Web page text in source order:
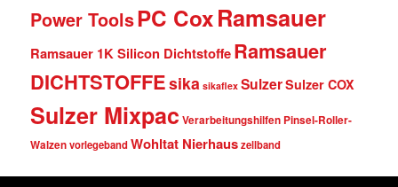
Power ToolsPC CoxRamsauer
Ramsauer 1K Silicon DichtstoffeRamsauer
DICHTSTOFFEsika sikaflex SulzerSulzer COX
Sulzer Mixpac Verarbeitungshilfen Pinsel-Roller-
WalzenvorlegebandWohltat Nierhauszellband